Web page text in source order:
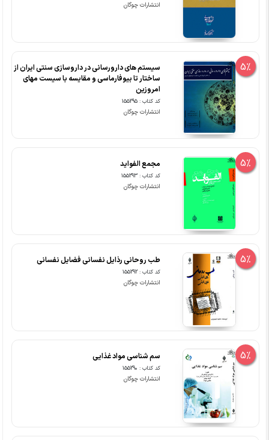
انتشارات چوگان
5%
سیستم های دارورسانی در داروسازی سنتی ایران از
ساختار تا بیوفارماسی و مقایسه با سیست مهای
امروزین
کد کتاب : 155295
انتشارات چوگان
5% مجمع الفواید
کد کتاب : 155293
انتشارات چوگان
5% طب روحانی رذایل نفسانی فضایل نفسانی
کد کتاب : 155292
انتشارات چوگان
5% سم شناسی مواد غذایی
کد کتاب : 155290
انتشارات چوگان